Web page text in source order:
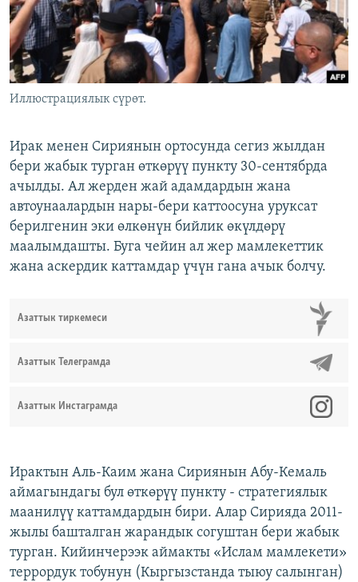
ЭЕ/АРнун бардык сайттары
Иллюстрациялык сүрөт.
Ирак менен Сириянын ортосунда сегиз жылдан
бери жабык турган өткөрүү пункту 30-сентябрда
ачылды. Ал жерден жай адамдардын жана
автоунаалардын нары-бери каттоосуна уруксат
берилгенин эки өлкөнүн бийлик өкүлдөрү
маалымдашты. Буга чейин ал жер мамлекеттик
жана аскердик каттамдар үчүн гана ачык болчу.
Азаттык тиркемеси
Азаттык Телеграмда
Азаттык Инстаграмда
Ирактын Аль-Каим жана Сириянын Абу-Кемаль
аймагындагы бул өткөрүү пункту - стратегиялык
маанилүү каттамдардын бири. Алар Сирияда 2011-
жылы башталган жарандык согуштан бери жабык
турган. Кийинчерээк аймакты «Ислам мамлекети»
террордук тобунун (Кыргызстанда тыюу салынган)